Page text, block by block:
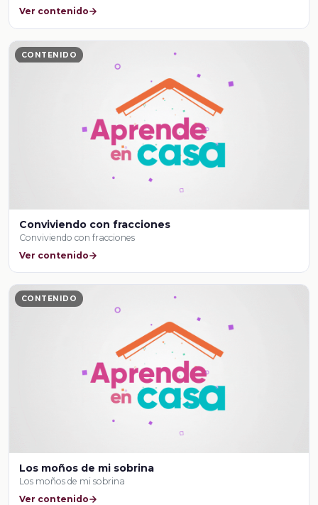
Ver contenido
CONTENIDO
Conviviendo con fracciones
Conviviendo con fracciones
Ver contenido
CONTENIDO
Los moños de mi sobrina
Los moños de mi sobrina
Ver contenido